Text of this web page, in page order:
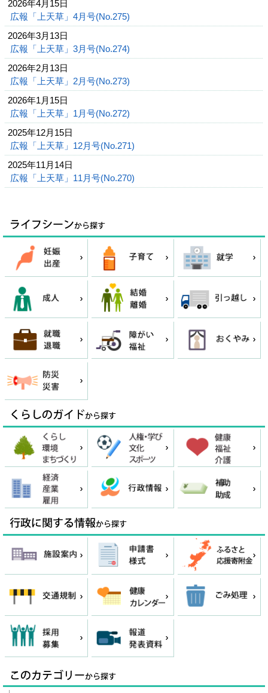
2026年4月15日
広報「上天草」4月号(No.275)
2026年3月13日
広報「上天草」3月号(No.274)
2026年2月13日
広報「上天草」2月号(No.273)
2026年1月15日
広報「上天草」1月号(No.272)
2025年12月15日
広報「上天草」12月号(No.271)
2025年11月14日
広報「上天草」11月号(No.270)